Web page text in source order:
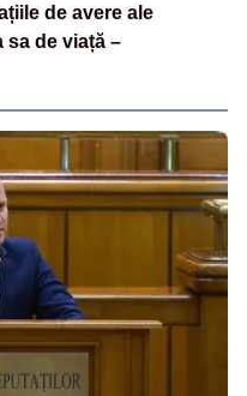
de avere ale
sa de viață –